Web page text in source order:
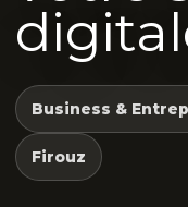
Business &
Firouz